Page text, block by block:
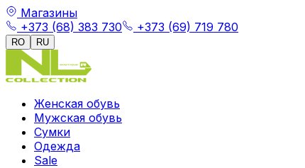
Магазины
+373 (68) 383 730
+373 (69) 719 780
RO RU
Женская обувь
Мужская обувь
Сумки
Одежда
Sale